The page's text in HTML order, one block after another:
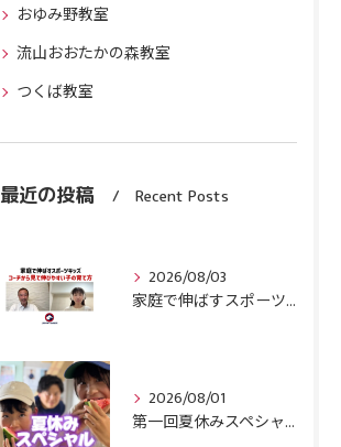
おゆみ野教室
流山おおたかの森教室
つくば教室
最近の投稿 Recent Posts
2026/08/03
家庭で伸ばすスポーツキッズ『コーチから見て伸びやすい子』の育て方
2026/08/01
第一回夏休みスペシャル体操合宿終了！